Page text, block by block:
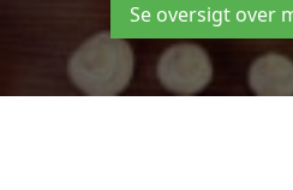
Se oversigt over